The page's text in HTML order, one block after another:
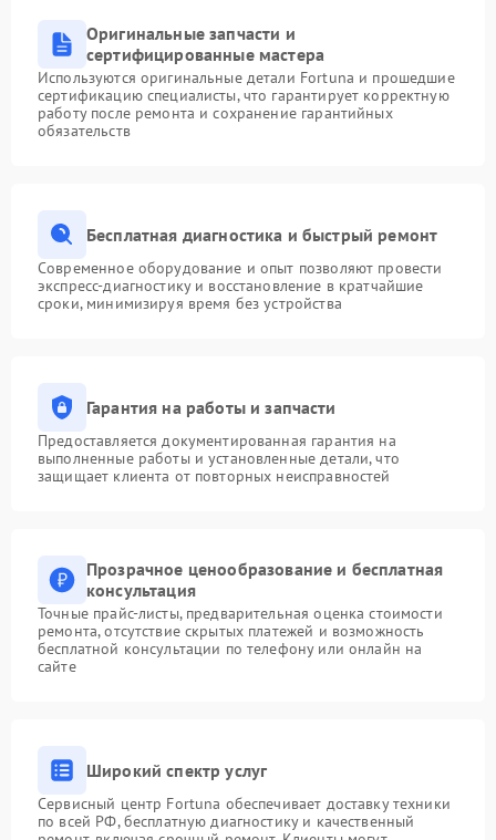
Оригинальные запчасти и
сертифицированные мастера
Используются оригинальные детали Fortuna и прошедшие
сертификацию специалисты, что гарантирует корректную
работу после ремонта и сохранение гарантийных
обязательств
Бесплатная диагностика и быстрый ремонт
Современное оборудование и опыт позволяют провести
экспресс-диагностику и восстановление в кратчайшие
сроки, минимизируя время без устройства
Гарантия на работы и запчасти
Предоставляется документированная гарантия на
выполненные работы и установленные детали, что
защищает клиента от повторных неисправностей
Прозрачное ценообразование и бесплатная
консультация
Точные прайс-листы, предварительная оценка стоимости
ремонта, отсутствие скрытых платежей и возможность
бесплатной консультации по телефону или онлайн на
сайте
Широкий спектр услуг
Сервисный центр Fortuna обеспечивает доставку техники
по всей РФ, бесплатную диагностику и качественный